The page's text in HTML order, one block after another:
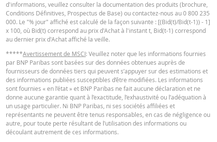
BNP Paribas n’agit pas en tant que conseiller juridique ou fiscal, comptable
conseiller en investissement et n’a aucune obligation de fiduciaire à votre
en ce qui concerne le calculateur et / ou en relation avec des transactions
des produits émis par BNP Paribas ou d’autres transactions connexes. Vous
pouvez pas compter sur BNP Paribas pour des conseils en investissement
des recommandations de quelque nature que ce soit. Bien que les prix
soient basés sur des informations jugées fiables, leur exactitude ou leur
exhaustivité n'est pas garantie. BNP Paribas n'offre aucune garantie en ce
concerne les informations fournies par la calculatrice et décline toute
responsabilité pour tout dommage direct, indirect, spécial, accessoire,
immatériel ou consécutif (y compris le manque à gagner) résultant de
manière que ce soit de l'utilisation de la calculatrice par vous. ou vos
ou les informations contenues dans ce document. Les données de taux de
change saisies proviennent de BNP Paribas et s’appliquent strictement à la
KEY INFORMATION DOCUMENTS
QUOTES
Latest Product Quotes CSV
d'informations, veuillez consulter la documentation des produits (brochure,
Conditions Définitives, Prospectus de Base) ou contactez-nous au 0 800 235
000. Le "% jour" affiché est calculé de la façon suivante : [(Bid(t)/Bid(t-1)) - 1]
x 100, où Bid(t) correspond au prix d'Achat à l'instant t, Bid(t-1) correspond
au dernier prix d'Achat affiché la veille.
*****Avertissement de MSCI: Veuillez noter que les informations fournies
par BNP Paribas sont basées sur des données obtenues auprès de
fournisseurs de données tiers qui peuvent s’appuyer sur des estimations et
des informations publiées susceptibles d’être modifiées. Les informations
sont fournies « en l’état » et BNP Paribas ne fait aucune déclaration et ne
donne aucune garantie quant à l’exactitude, l’exhaustivité ou l’adéquation à
un usage particulier. Ni BNP Paribas, ni ses sociétés affiliées et
représentants ne peuvent être tenus responsables, en cas de négligence ou
autre, pour toute perte résultant de l’utilisation des informations ou
découlant autrement de ces informations.